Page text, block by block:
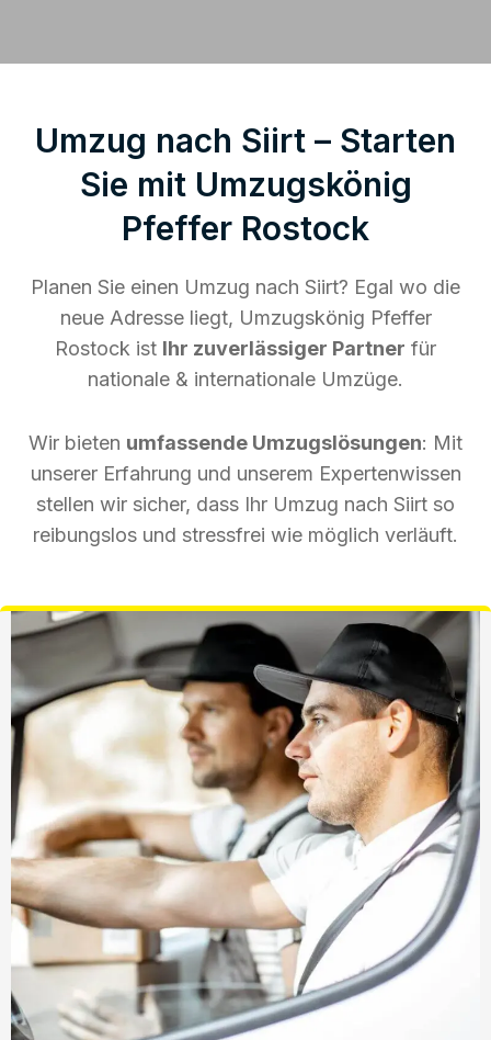
Umzug nach Siirt – Starten
Sie mit Umzugskönig
Pfeffer Rostock
Planen Sie einen Umzug nach Siirt? Egal wo die
neue Adresse liegt, Umzugskönig Pfeffer
Rostock ist Ihr zuverlässiger Partner für
nationale & internationale Umzüge.
Wir bieten umfassende Umzugslösungen: Mit
unserer Erfahrung und unserem Expertenwissen
stellen wir sicher, dass Ihr Umzug nach Siirt so
reibungslos und stressfrei wie möglich verläuft.